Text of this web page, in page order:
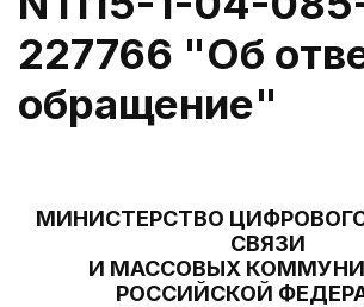
227766 "Об
обращение"
МИНИСТЕРСТВО
СВЯЗИ
И МАССОВЫХ
РОССИЙСКОЙ